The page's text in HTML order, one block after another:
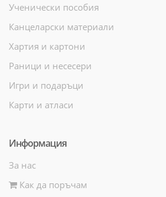
Ученически пособия
Канцеларски материали
Хартия и картони
Раници и несесери
Игри и подаръци
Карти и атласи
Информация
За нас
Как да поръчам